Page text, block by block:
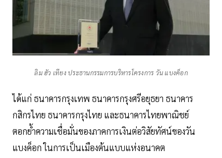
ลิม ฮัว เทียง ประธานกรรมการบริหารโครงการ วัน แบงค็อก
ได้แก่ ธนาคารกรุงเทพ ธนาคารกรุงศรีอยุธยา ธนาคาร
กสิกรไทย ธนาคารกรุงไทย และธนาคารไทยพาณิชย์
ตอกย้ำความเชื่อมั่นของภาคการเงินต่อวิสัยทัศน์ของวัน
แบงค็อก ในการเป็นเมืองต้นแบบแห่งอนาคต